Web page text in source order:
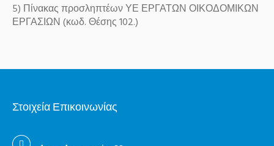
5) Πίνακας προσληπτέων ΥΕ ΕΡΓΑΤΩΝ ΟΙΚΟΔΟΜΙΚΩΝ
ΕΡΓΑΣΙΩΝ (κωδ. Θέσης 102.)
Στοιχεία Επικοινωνίας